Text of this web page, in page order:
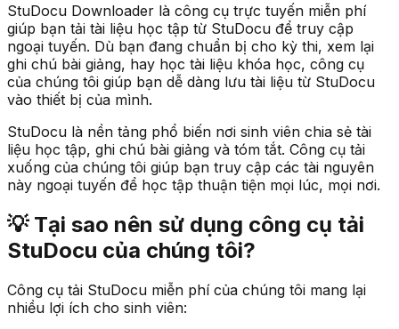
StuDocu Downloader là công cụ trực tuyến miễn phí
giúp bạn tải tài liệu học tập từ StuDocu để truy cập
ngoại tuyến. Dù bạn đang chuẩn bị cho kỳ thi, xem lại
ghi chú bài giảng, hay học tài liệu khóa học, công cụ
của chúng tôi giúp bạn dễ dàng lưu tài liệu từ StuDocu
vào thiết bị của mình.
StuDocu là nền tảng phổ biến nơi sinh viên chia sẻ tài
liệu học tập, ghi chú bài giảng và tóm tắt. Công cụ tải
xuống của chúng tôi giúp bạn truy cập các tài nguyên
này ngoại tuyến để học tập thuận tiện mọi lúc, mọi nơi.
💡 Tại sao nên sử dụng công cụ tải
StuDocu của chúng tôi?
Công cụ tải StuDocu miễn phí của chúng tôi mang lại
nhiều lợi ích cho sinh viên: